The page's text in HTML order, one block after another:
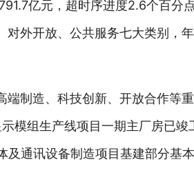
亿元，超时序进度2.6个百分
外开放、公共服务七大类别，
制造、科技创新、开放合作等
模组生产线项目一期主厂房已竣
通讯设备制造项目基建部分基